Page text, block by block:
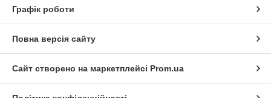
Графік роботи
Повна версія сайту
Сайт створено на маркетплейсі Prom.ua